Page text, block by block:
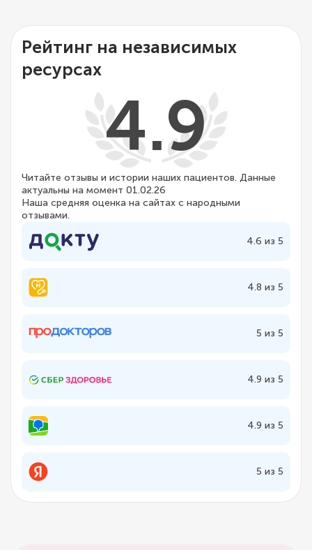
Рейтинг на независимых
ресурсах
4.9
Читайте отзывы и истории наших пациентов. Данные
актуальны на момент 01.02.26
Наша средняя оценка на сайтах с народными
отзывами.
4.6 из 5
4.8 из 5
5 из 5
4.9 из 5
4.9 из 5
5 из 5